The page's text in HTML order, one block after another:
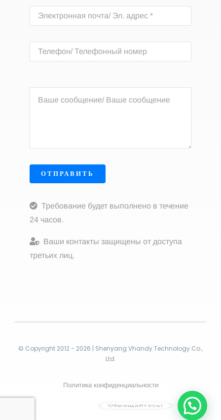
ОТПРАВИТЬ
Требование будет выполнено в течение
24 часов.
Ваши контакты защищены от доступа
третьих лиц.
© Copyright 2012 - 2026 | Shenyang Vhandy Technology Co.,
Ltd.
Политика конфиденциальности
Обращайтесь!